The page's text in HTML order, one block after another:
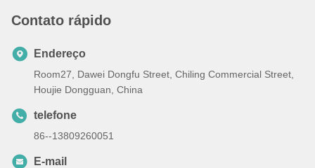
Contato rápido
Endereço
Room27, Dawei Dongfu Street, Chiling Commercial Street,
Houjie Dongguan, China
telefone
86--13809260051
E-mail